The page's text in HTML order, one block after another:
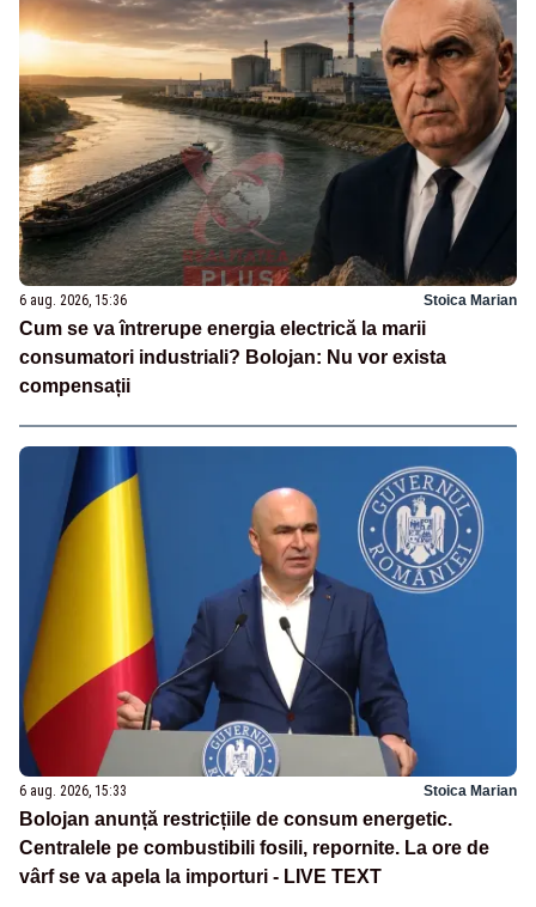
6 aug. 2026, 15:36 Stoica Marian
Cum se va întrerupe energia electrică la marii
consumatori industriali? Bolojan: Nu vor exista
compensații
6 aug. 2026, 15:33 Stoica Marian
Bolojan anunță restricțiile de consum energetic.
Centralele pe combustibili fosili, repornite. La ore de
vârf se va apela la importuri - LIVE TEXT